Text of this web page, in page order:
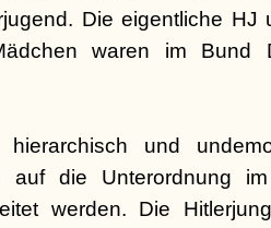
Die eigentliche HJ
waren im Bund
und
auf die Unterordnung
werden. Die